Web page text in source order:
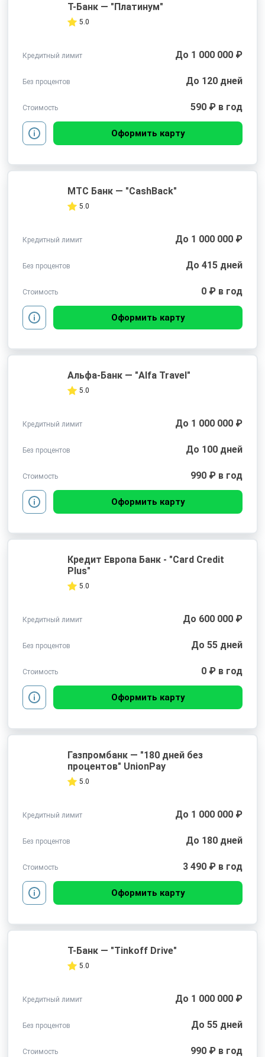
Т-Банк — "Платинум"
5.0
Кредитный лимит До 1 000 000 ₽
Без процентов До 120 дней
Стоимость 590 ₽ в год
Оформить карту
МТС Банк — "CashBack"
5.0
Кредитный лимит До 1 000 000 ₽
Без процентов До 415 дней
Стоимость 0 ₽ в год
Оформить карту
Альфа-Банк — "Alfa Travel"
5.0
Кредитный лимит До 1 000 000 ₽
Без процентов До 100 дней
Стоимость 990 ₽ в год
Оформить карту
Кредит Европа Банк - "Card Credit
Plus"
5.0
Кредитный лимит До 600 000 ₽
Без процентов До 55 дней
Стоимость 0 ₽ в год
Оформить карту
Газпромбанк — "180 дней без
процентов" UnionPay
5.0
Кредитный лимит До 1 000 000 ₽
Без процентов До 180 дней
Стоимость 3 490 ₽ в год
Оформить карту
Т-Банк — "Tinkoff Drive"
5.0
Кредитный лимит До 1 000 000 ₽
Без процентов До 55 дней
Стоимость 990 ₽ в год